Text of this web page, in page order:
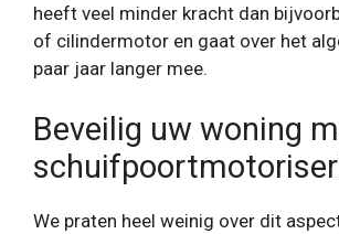
heeft veel minder kracht dan
of cilindermotor en gaat over het
paar jaar langer mee.
Beveilig uw woning
We praten heel weinig over dit